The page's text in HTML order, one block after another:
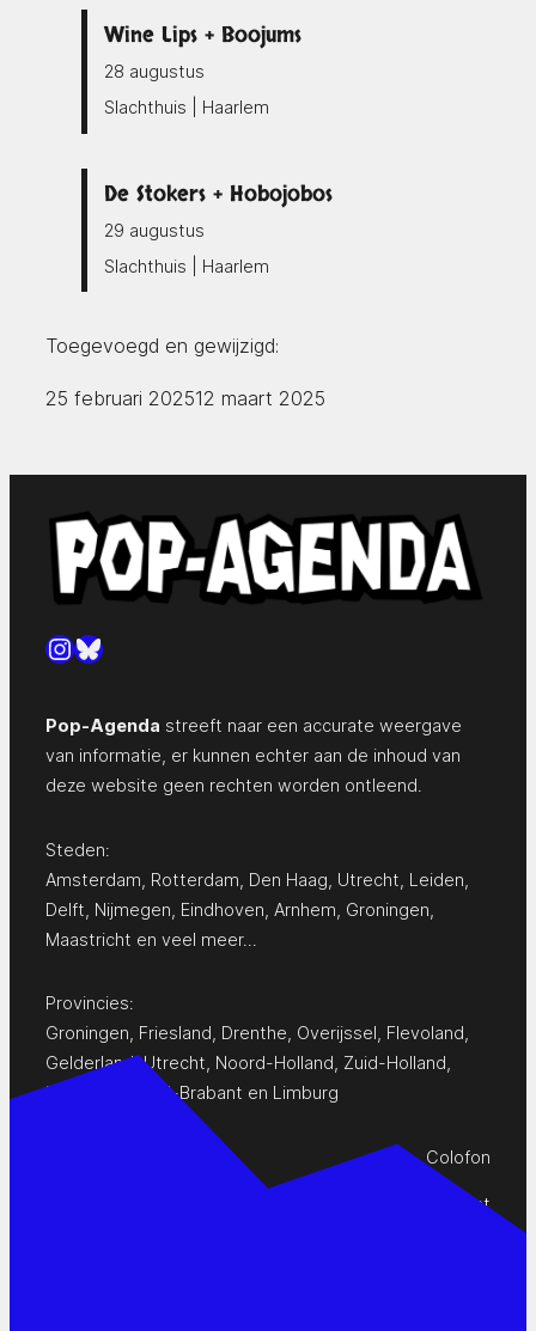
Wine Lips + Boojums
28 augustus
Slachthuis | Haarlem
De Stokers + Hobojobos
29 augustus
Slachthuis | Haarlem
Toegevoegd en gewijzigd:
25 februari 202512 maart 2025
Instagram
Bluesky
Pop-Agenda streeft naar een accurate weergave
van informatie, er kunnen echter aan de inhoud van
deze website geen rechten worden ontleend.
Steden:
Amsterdam Rotterdam Den Haag Utrecht Leiden
Delft Nijmegen Eindhoven Arnhem Groningen
Maastricht en veel meer…
Provincies:
Groningen Friesland Drenthe Overijssel Flevoland
Gelderland,Utrecht Noord-Holland Zuid-Holland
Zeeland
Noord-Brabant en Limburg
Colofon
Privacy Statement